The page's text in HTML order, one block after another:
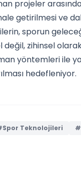
projeler
getirilmesi ve
sporun
değil, zihinsel
yöntemleri ile
hedefleniyor.
Teknolojileri